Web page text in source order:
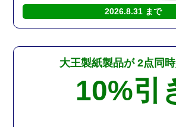
2026.8.31 まで
大王製紙製品が 2点同
10%引